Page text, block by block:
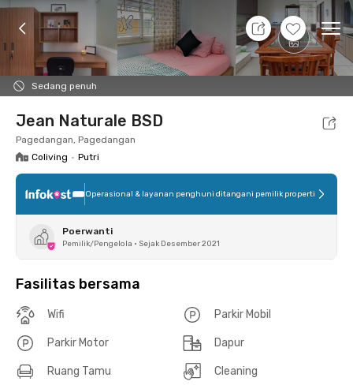
+2
Sedang penuh
10 Agt 26 - Belum tahu
Foto Fasilitas bersama Lokasi Kamar
Jean Naturale BSD
Pagedangan, Pagedangan
Coliving • Putri
Operasional & layanan penghuni ditangani pemilik properti
Poerwanti
Pemilik/Pengelola • Sejak Desember 2021
Fasilitas bersama
Wifi Parkir Mobil
Parkir Motor Dapur
Ruang Tamu Cleaning